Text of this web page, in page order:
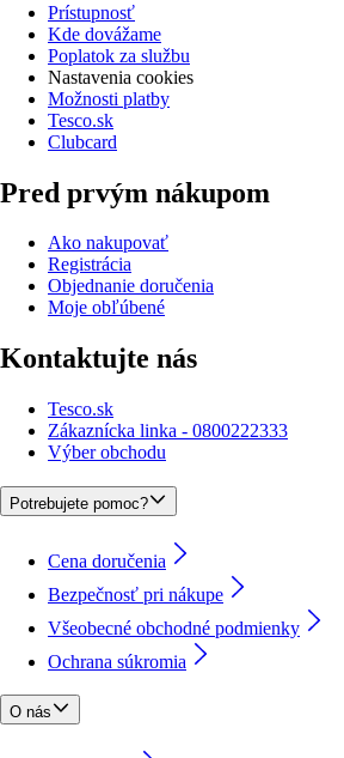
Prístupnosť
Kde dovážame
Poplatok za službu
Nastavenia cookies
Možnosti platby
Tesco.sk
Clubcard
Pred prvým nákupom
Ako nakupovať
Registrácia
Objednanie doručenia
Moje obľúbené
Kontaktujte nás
Tesco.sk
Zákaznícka linka - 0800222333
Výber obchodu
Potrebujete pomoc?
Cena doručenia
Bezpečnosť pri nákupe
Všeobecné obchodné podmienky
Ochrana súkromia
O nás